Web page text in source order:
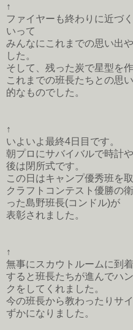
↑
ファイヤーも終わりに近づ
いって
みんなにこれまでの思い出
した。
そして、残った炭で星型を
これまでの班長たちとの思
的なものでした。
↑
いよいよ最終4日目です。
朝プロにサバイバルで時計
後は閉所式です。
この日はキャンプ優秀班を
クラフトコンテスト優勝の
った島野班長(コンドル)が
表彰されました。
↑
無事にスカウトルームに到
すると班長たちが進んでハ
クをしてくれました。
今の班長から教わったりサ
ずかになりました。